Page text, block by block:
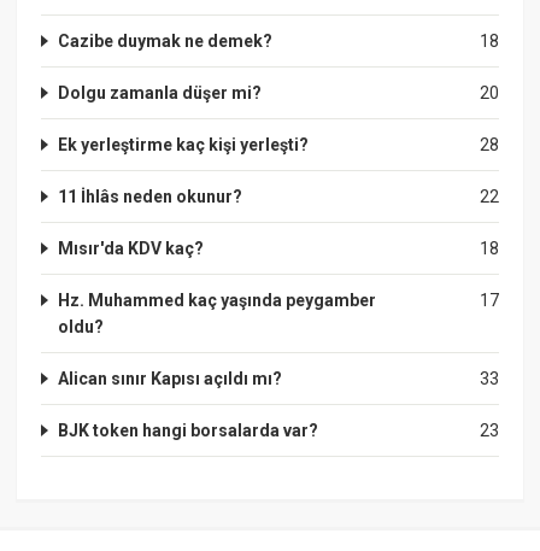
18
Cazibe duymak ne demek?
20
Dolgu zamanla düşer mi?
28
Ek yerleştirme kaç kişi yerleşti?
22
11 İhlâs neden okunur?
18
Mısır'da KDV kaç?
17
Hz. Muhammed kaç yaşında peygamber
oldu?
33
Alican sınır Kapısı açıldı mı?
23
BJK token hangi borsalarda var?